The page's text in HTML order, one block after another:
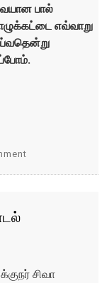
பால்
எவ்வாறு
சிவா